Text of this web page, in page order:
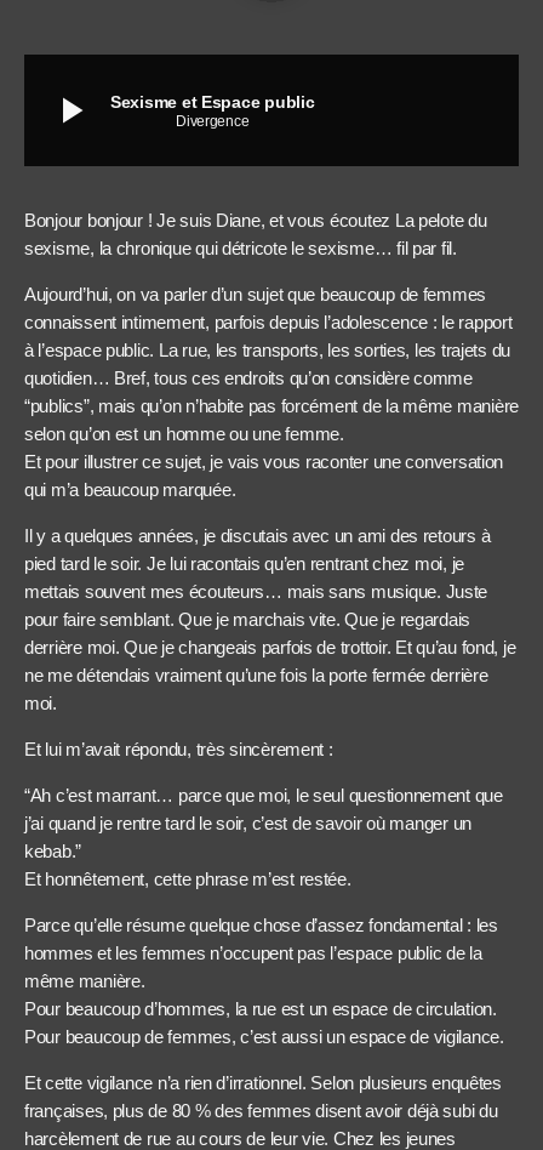
play_arrow Sexisme et Espace public
Divergence
Bonjour bonjour ! Je suis Diane, et vous écoutez La pelote du
sexisme, la chronique qui détricote le sexisme… fil par fil.
Aujourd’hui, on va parler d’un sujet que beaucoup de femmes
connaissent intimement, parfois depuis l’adolescence : le rapport
à l’espace public. La rue, les transports, les sorties, les trajets du
quotidien… Bref, tous ces endroits qu’on considère comme
“publics”, mais qu’on n’habite pas forcément de la même manière
selon qu’on est un homme ou une femme.
Et pour illustrer ce sujet, je vais vous raconter une conversation
qui m’a beaucoup marquée.
Il y a quelques années, je discutais avec un ami des retours à
pied tard le soir. Je lui racontais qu’en rentrant chez moi, je
mettais souvent mes écouteurs… mais sans musique. Juste
pour faire semblant. Que je marchais vite. Que je regardais
derrière moi. Que je changeais parfois de trottoir. Et qu’au fond, je
ne me détendais vraiment qu’une fois la porte fermée derrière
moi.
Et lui m’avait répondu, très sincèrement :
“Ah c’est marrant… parce que moi, le seul questionnement que
j’ai quand je rentre tard le soir, c’est de savoir où manger un
kebab.”
Et honnêtement, cette phrase m’est restée.
Parce qu’elle résume quelque chose d’assez fondamental : les
hommes et les femmes n’occupent pas l’espace public de la
même manière.
Pour beaucoup d’hommes, la rue est un espace de circulation.
Pour beaucoup de femmes, c’est aussi un espace de vigilance.
Et cette vigilance n’a rien d’irrationnel. Selon plusieurs enquêtes
françaises, plus de 80 % des femmes disent avoir déjà subi du
harcèlement de rue au cours de leur vie. Chez les jeunes